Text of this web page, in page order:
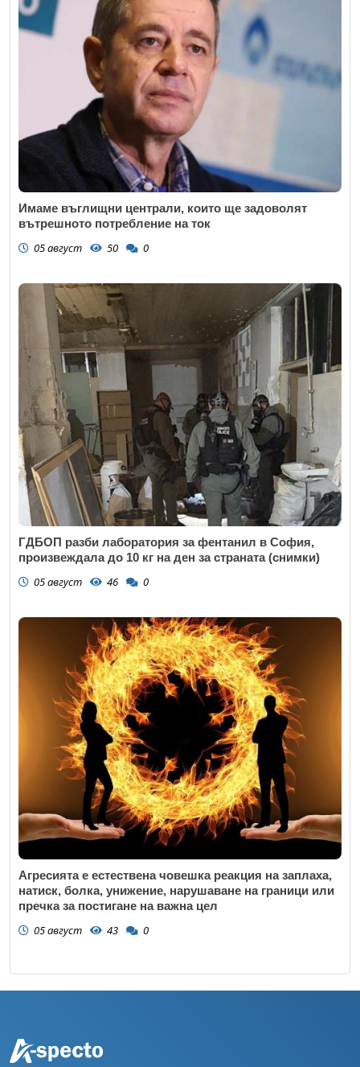
Имаме въглищни централи, които ще задоволят
вътрешното потребление на ток
05 август 50 0
ГДБОП разби лаборатория за фентанил в София,
произвеждала до 10 кг на ден за страната (снимки)
05 август 46 0
Агресията е естествена човешка реакция на заплаха,
натиск, болка, унижение, нарушаване на граници или
пречка за постигане на важна цел
05 август 43 0